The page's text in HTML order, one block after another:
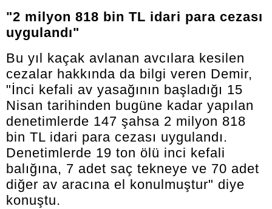
"2 milyon 818 bin TL idari para cezası
uygulandı"
Bu yıl kaçak avlanan avcılara kesilen
cezalar hakkında da bilgi veren Demir,
"İnci kefali av yasağının başladığı 15
Nisan tarihinden bugüne kadar yapılan
denetimlerde 147 şahsa 2 milyon 818
bin TL idari para cezası uygulandı.
Denetimlerde 19 ton ölü inci kefali
balığına, 7 adet saç tekneye ve 70 adet
diğer av aracına el konulmuştur" diye
konuştu.